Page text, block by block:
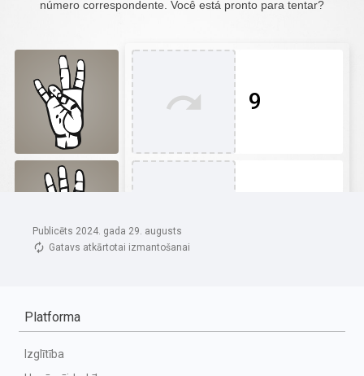
Publicēts 2024. gada 29. augusts
Gatavs atkārtotai izmantošanai
Platforma
Izglītība